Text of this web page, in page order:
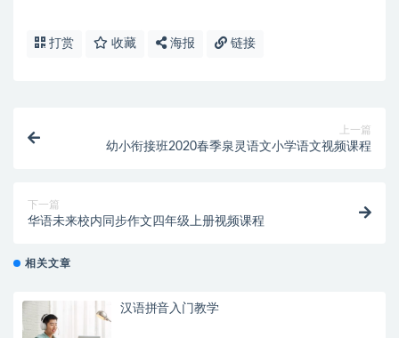
打赏 收藏 海报 链接
上一篇
幼小衔接班2020春季泉灵语文小学语文视频课程
下一篇
华语未来校内同步作文四年级上册视频课程
相关文章
汉语拼音入门教学